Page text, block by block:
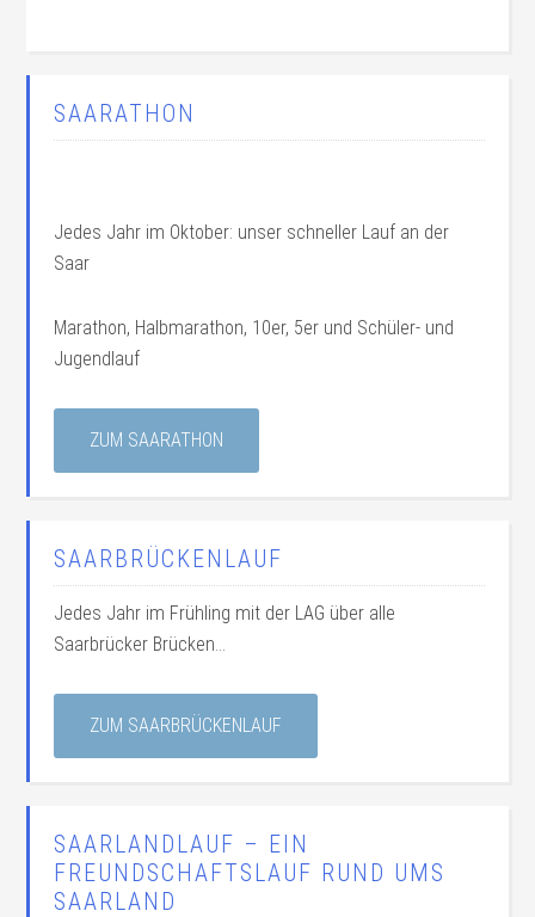
SAARATHON
Jedes Jahr im Oktober: unser schneller Lauf an der
Saar
Marathon, Halbmarathon, 10er, 5er und Schüler- und
Jugendlauf
ZUM SAARATHON
SAARBRÜCKENLAUF
Jedes Jahr im Frühling mit der LAG über alle
Saarbrücker Brücken...
ZUM SAARBRÜCKENLAUF
SAARLANDLAUF – EIN
FREUNDSCHAFTSLAUF RUND UMS
SAARLAND